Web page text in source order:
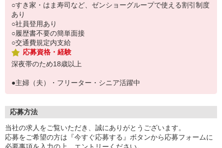
○すき家・はま寿司など、ゼンショーグループで使える割引制度
あり
○社員登用あり
○履歴書不要の簡単面接
○交通費規定内支給
応募資格・経験
深夜帯のため18歳以上
●主婦（夫）・フリーター・シニア活躍中
応募方法
当社の求人をご覧いただき、誠にありがとうございます。
応募をご希望の方は『今すぐ応募する』ボタンから応募フォームに